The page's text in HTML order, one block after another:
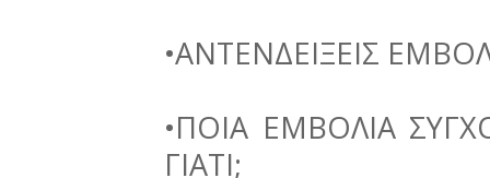
•ΑΝΤΕΝΔΕΙΞΕΙΣ
•ΠΟΙΑ ΕΜΒΟΛΙΑ
ΓΙΑΤΙ;